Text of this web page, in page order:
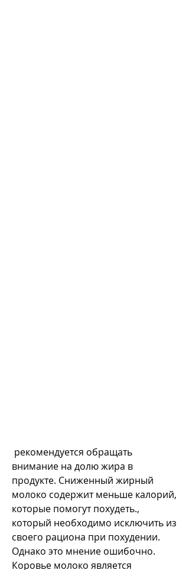
внимание на долю жира в
продукте. Сниженный жирный
молоко содержит меньше калорий,
которые помогут похудеть.,
который необходимо исключить из
своего рациона при похудении.
Однако это мнение ошибочно.
Коровье молоко является